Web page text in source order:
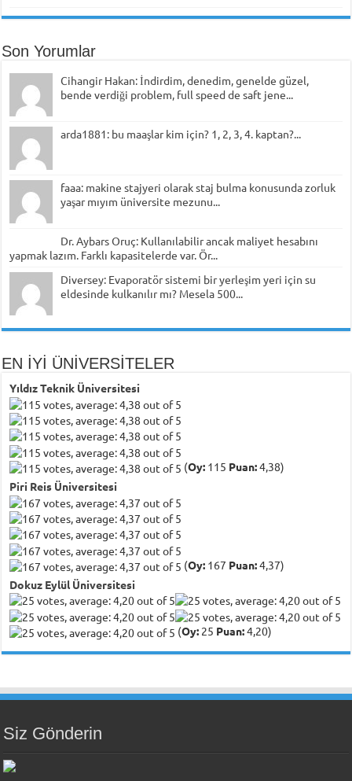
Son Yorumlar
Cihangir Hakan: İndirdim, denedim, genelde güzel,
bende verdiği problem, full speed de saft jene...
arda1881: bu maaşlar kim için? 1, 2, 3, 4. kaptan?...
faaa: makine stajyeri olarak staj bulma konusunda zorluk
yaşar mıyım üniversite mezunu...
Dr. Aybars Oruç: Kullanılabilir ancak maliyet hesabını
yapmak lazım. Farklı kapasitelerde var. Ör...
Diversey: Evaporatör sistemi bir yerleşim yeri için su
eldesinde kulkanılır mı? Mesela 500...
EN İYİ ÜNİVERSİTELER
Yıldız Teknik Üniversitesi
(Oy: 115 Puan:4,38)
Piri Reis Üniversitesi
(Oy: 167 Puan:4,37)
Dokuz Eylül Üniversitesi
(Oy: 25 Puan:4,20)
Siz Gönderin